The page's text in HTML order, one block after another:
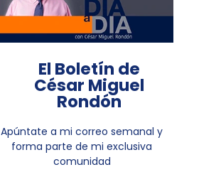
El Boletín de
César Miguel
Rondón
Apúntate a mi correo semanal y
forma parte de mi exclusiva
comunidad